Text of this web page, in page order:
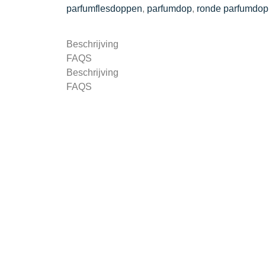
parfumflesdoppen, parfumdop, ronde parfumdop
Beschrijving
FAQS
Beschrijving
FAQS